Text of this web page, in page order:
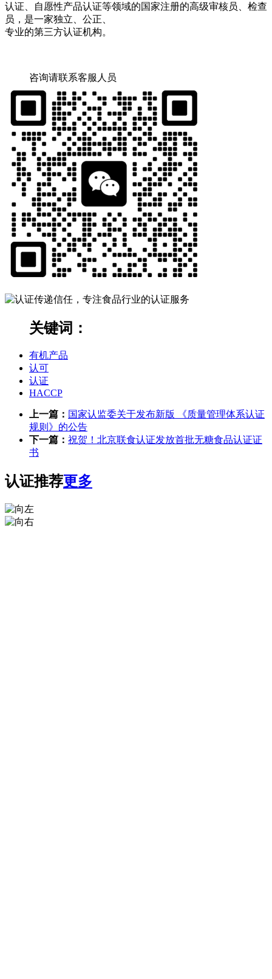
认证、自愿性产品认证等领域的国家注册的高级审核员、检查
员，是一家独立、公正、
专业的第三方认证机构。
咨询请联系客服人员
关键词：
有机产品
认可
认证
HACCP
上一篇： 国家认监委关于发布新版 《质量管理体系认证
规则》的公告
下一篇： 祝贺！北京联食认证发放首批无糖食品认证证
书
认证推荐更多